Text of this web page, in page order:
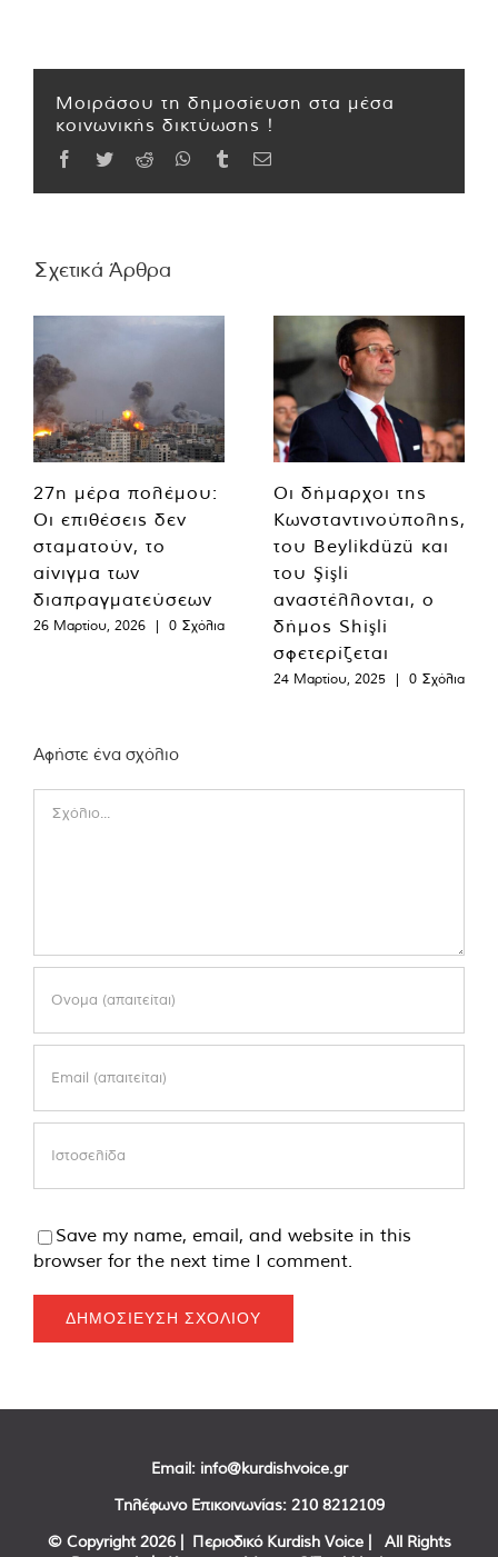
Μοιράσου τη δημοσίευση στα μέσα
κοινωνικής δικτύωσης !
Facebook
TwitterReddit WhatsApp
TumblrEmail
Σχετικά Άρθρα
27η μέρα πολέμου:
Οι επιθέσεις δεν
σταματούν, το
αίνιγμα των
διαπραγματεύσεων
26 Μαρτίου, 2026 | 0 Σχόλια
Οι δήμαρχοι της
Κωνσταντινούπολης,
του Beylikdüzü και
του Şişli
αναστέλλονται, ο
δήμος Shişli
σφετερίζεται
24 Μαρτίου, 2025 | 0 Σχόλια
Αφήστε ένα σχόλιο
Save my name, email, and website in this
browser for the next time I comment.
Email: info@kurdishvoice.gr
Τηλέφωνο Επικοινωνίας: 210 8212109
© Copyright 2026 | Περιοδικό Kurdish Voice | All Rights